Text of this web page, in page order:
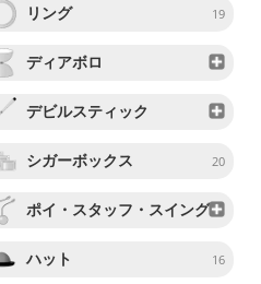
リング 19
ディアボロ
デビルスティック
シガーボックス 20
ポイ・スタッフ・スイング
ハット 16